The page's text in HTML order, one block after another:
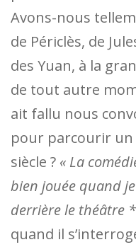
Avons-nous
de Périclès, de
des Yuan, à la
de tout autre
ait fallu nous
pour parcourir un
siècle ? « La
bien jouée quand
derrière le théâtre
quand il